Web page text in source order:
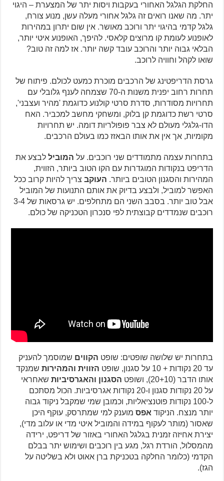
החלקת הגלגל האחורי בעקבות ויסות יתר של המצערת – היגוי
יתר. מה שאנו רואים זה גלגל אחורי מעלה עשן, מנוע צורח,
גלגל קדמי בהיגוי יתר ורוכב מאושר. אין שום יתרון במהירות
לאופנוע לעומת קו מרוצים קלאסי. להיפך, האופנוע איטי יותר,
הבלאי גבוה יותר והרוכב עובד קשה יותר. אז למה זה טוב?
שואו לקהל וחוויה לרוכב.
גרסת הדריפטינג של הרכבים מוכרת כמעט לכולם. פיתוח של
תחרות רחוב יפנית משנות ה-70 שצמחה לענף גלובלי עם
תחרויות מסודרות, סדרת סרטי קולנוע כדוגמת 'מהיר ועצבני',
סרטי רשת כדוגמת קן בלוק, ומשחקי מחשב למכביר. האח
הדו-גלגלי מעולם לא צבר פופולריות דומה. יש תחרויות
מקומיות, אך אין את אותו הבאזז כמו בעולם הרכבים.
בתחרות עצמה מתמודדים שני רוכבים. על המוביל לבצע את
הדריפט בנקודות המוגדרות עם הקו הטוב ביותר, הזווית,
המהירות והסגנון הטובים ביותר. העוקב צריך להיות קרוב ככל
האפשר למוביל, ולבצע בדיוק את אותם התנועות של המוביל
אבל טוב יותר. בסבב השני הם מתחלפים. יש גרסאות של 3-4
רוכבים שנמדדים קבוצתית לפי סנכרון הטכניקה של כולם.
בתחרות יש שלושה שופטים: שופט הקווים שמוסמך להעניק
עד 20 נקודות + 10 על סגנון, שופט
הזווית והמהירות שמנקד
אותו הדבר (20+10), ושופט
הסגנון והאגרסיביות שאחראי
על 20 נקודות סגנון ו-20 נקודות אגרסיביות. הכול מסתכם
ל-100 נקודות פוטנציאליות, וכמובן שמי שמקבל ניקוד גבוה
יותר מנצח. הניקוד אפס מוענק למי שמתרסק, עוקף היכן
שאסור (מותר לעקוף במידה והמוביל איטי מדי או עלוב מדי),
יצירת אחיזה זמנית בגלגל האחורי באזור של דריפט, ירידה
מהמסלול, הורדת רגל, מגע בין רוכבים ושימוש יתר בבלם
הקדמי (כלומר החלקה בטכניקת ברן אאוט ולא בשליטה על
הגז).